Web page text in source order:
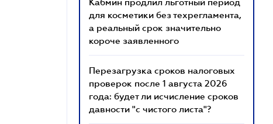
для косметики без техрегламента,
а реальный срок значительно
короче заявленного
Перезагрузка сроков налоговых
проверок после 1 августа 2026
года: будет ли исчисление сроков
давности "с чистого листа"?